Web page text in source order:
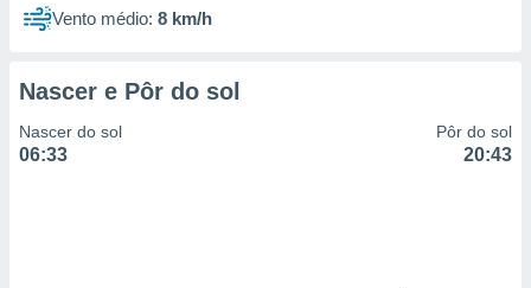
medir
da
medir o
Vento médio: 8 km/h
Nascer e Pôr do sol
Nascer do sol
06:33
Pôr do sol
20:43